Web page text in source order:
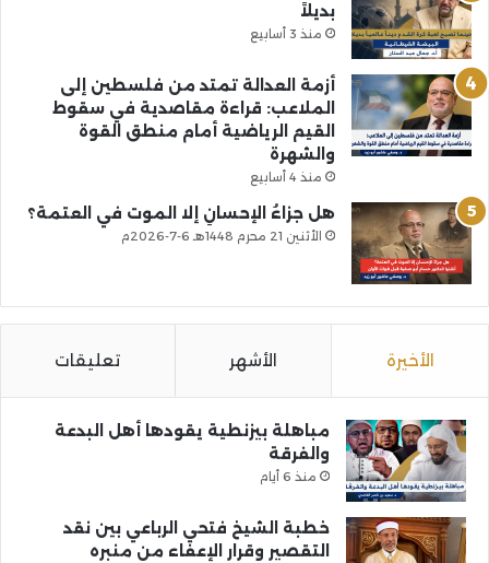
بديلاً
منذ 3 أسابيع
أزمة العدالة تمتد من فلسطين إلى
الملاعب: قراءة مقاصدية في سقوط
القيم الرياضية أمام منطق القوة
والشهرة
منذ 4 أسابيع
هل جزاءُ الإحسانِ إلا الموت في العتمة؟
الأثنين 21 محرم 1448هـ 6-7-2026م
الأخيرة الأشهر تعليقات
مباهلة بيزنطية يقودها أهل البدعة
والفرقة
منذ 6 أيام
خطبة الشيخ فتحي الرباعي بين نقد
التقصير وقرار الإعفاء من منبره